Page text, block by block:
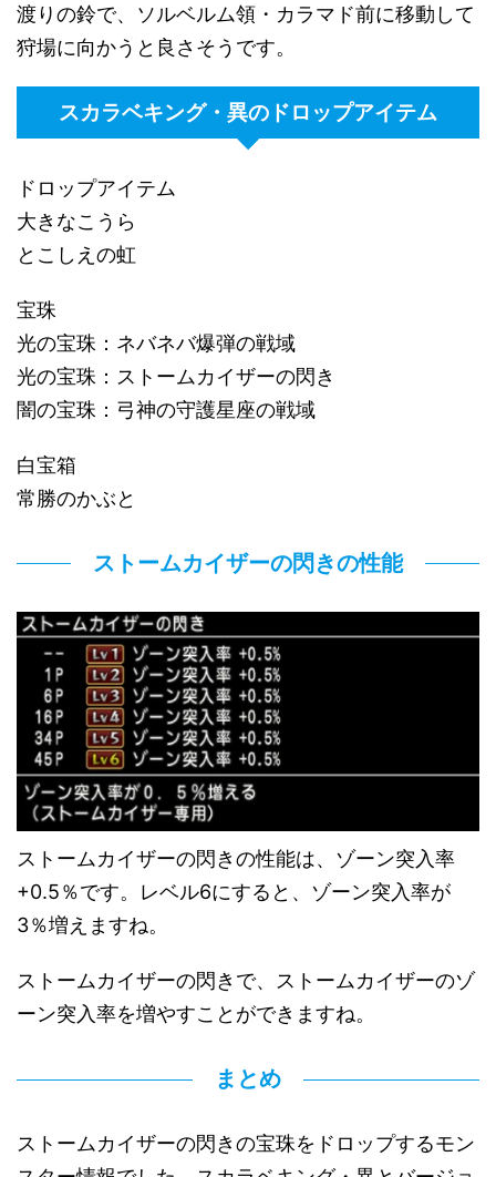
渡りの鈴で、ソルベルム領・カラマド前に移動して
狩場に向かうと良さそうです。
スカラベキング・異のドロップアイテム
ドロップアイテム
大きなこうら
とこしえの虹
宝珠
光の宝珠：ネバネバ爆弾の戦域
光の宝珠：ストームカイザーの閃き
闇の宝珠：弓神の守護星座の戦域
白宝箱
常勝のかぶと
ストームカイザーの閃きの性能
ストームカイザーの閃きの性能は、ゾーン突入率
+0.5％です。レベル6にすると、ゾーン突入率が
3％増えますね。
ストームカイザーの閃きで、ストームカイザーのゾ
ーン突入率を増やすことができますね。
まとめ
ストームカイザーの閃きの宝珠をドロップするモン